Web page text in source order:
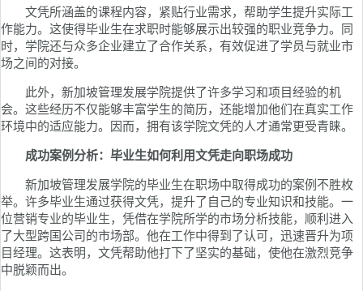
文凭所涵盖的课程内容，紧贴行业需求，帮助学生提升实际工
作能力。这使得毕业生在求职时能够展示出较强的职业竞争力。同
时，学院还与众多企业建立了合作关系，有效促进了学员与就业市
场之间的对接。
此外，新加坡管理发展学院提供了许多学习和项目经验的机
会。这些经历不仅能够丰富学生的简历，还能增加他们在真实工作
环境中的适应能力。因而，拥有该学院文凭的人才通常更受青睐。
成功案例分析：毕业生如何利用文凭走向职场成功
新加坡管理发展学院的毕业生在职场中取得成功的案例不胜枚
举。许多毕业生通过获得文凭，提升了自己的专业知识和技能。一
位营销专业的毕业生，凭借在学院所学的市场分析技能，顺利进入
了大型跨国公司的市场部。他在工作中得到了认可，迅速晋升为项
目经理。这表明，文凭帮助他打下了坚实的基础，使他在激烈竞争
中脱颖而出。